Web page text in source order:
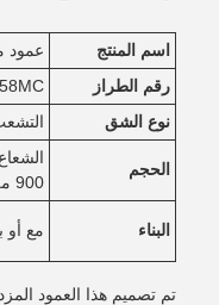
اسم المنتج عمود
رقم الطراز
58MC
نوع الشق
الحجم
900 ملم
البناء مع أو
تم تصميم هذا العمود